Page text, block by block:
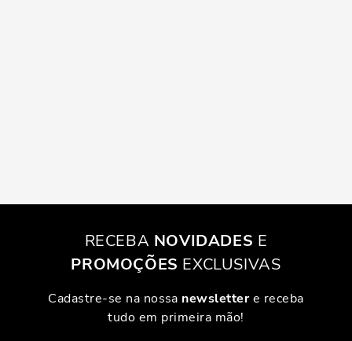
RECEBA NOVIDADES E
PROMOÇÕES EXCLUSIVAS
Cadastre-se na nossa newslettere receba
tudo em primeira mão!